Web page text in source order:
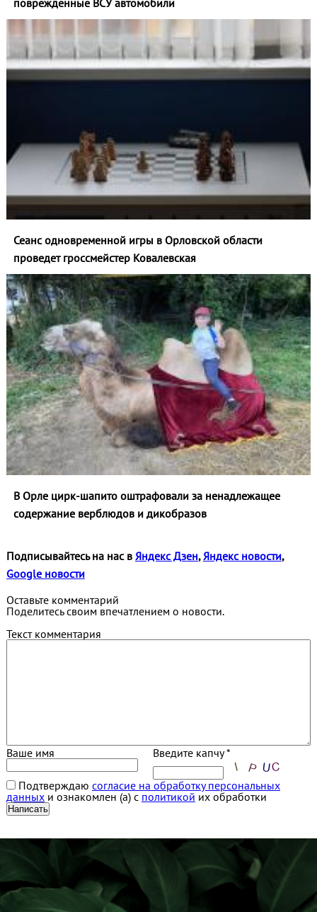
Сеанс одновременной игры в Орловской области
проведет гроссмейстер Ковалевская
В Орле цирк-шапито оштрафовали за ненадлежащее
содержание верблюдов и дикобразов
Подписывайтесь на нас в Яндекс Дзен,Яндекс новости,
Google новости
Оставьте комментарий
Поделитесь своим впечатлением о новости.
Текст комментария
Ваше имя Введите капчу *
Подтверждаю согласие на обработку персональных
данныхи ознакомлен (а) с политикой их обработки